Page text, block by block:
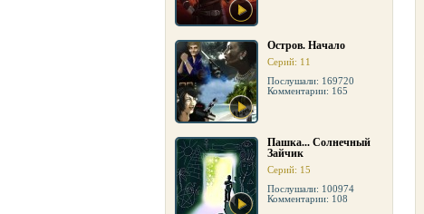
Остров. Начало
Серий: 11
Послушали: 169720
Комментарии: 165
Пашка... Солнечный
Зайчик
Серий: 15
Послушали: 100974
Комментарии: 108